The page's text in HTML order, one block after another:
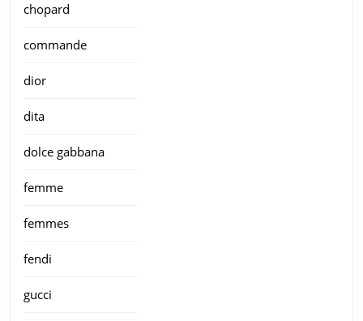
chopard
commande
dior
dita
dolce gabbana
femme
femmes
fendi
gucci